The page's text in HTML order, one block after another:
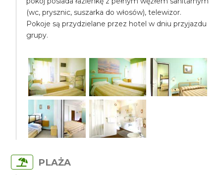
(wc, prysznic, suszarka do włosów), telewizor.
Pokoje są przydzielane przez hotel w dniu przyjazdu
grupy.
PLAŻA